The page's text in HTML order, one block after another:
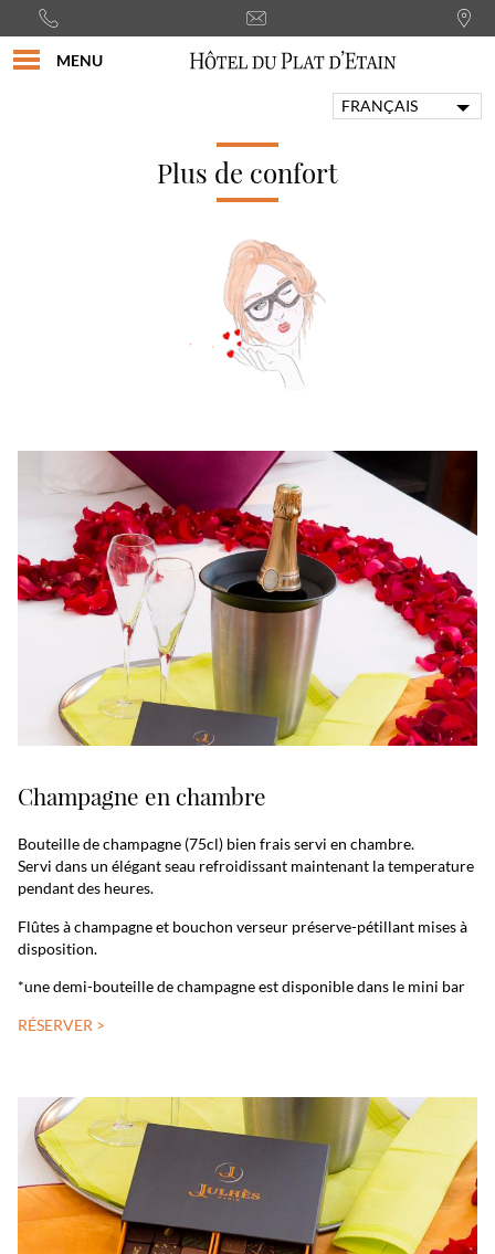
MENU
FRANÇAIS
Plus de confort
Champagne en chambre
Bouteille de champagne (75cl) bien frais servi en chambre.
Servi dans un élégant seau refroidissant maintenant la temperature
pendant des heures.
Flûtes à champagne et bouchon verseur préserve-pétillant mises à
disposition.
*une demi-bouteille de champagne est disponible dans le mini bar
RÉSERVER >